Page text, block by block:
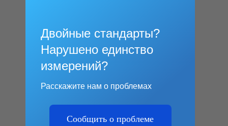
Двойные стандарты?
Нарушено единство
измерений?
Расскажите нам о проблемах
Сообщить о проблеме